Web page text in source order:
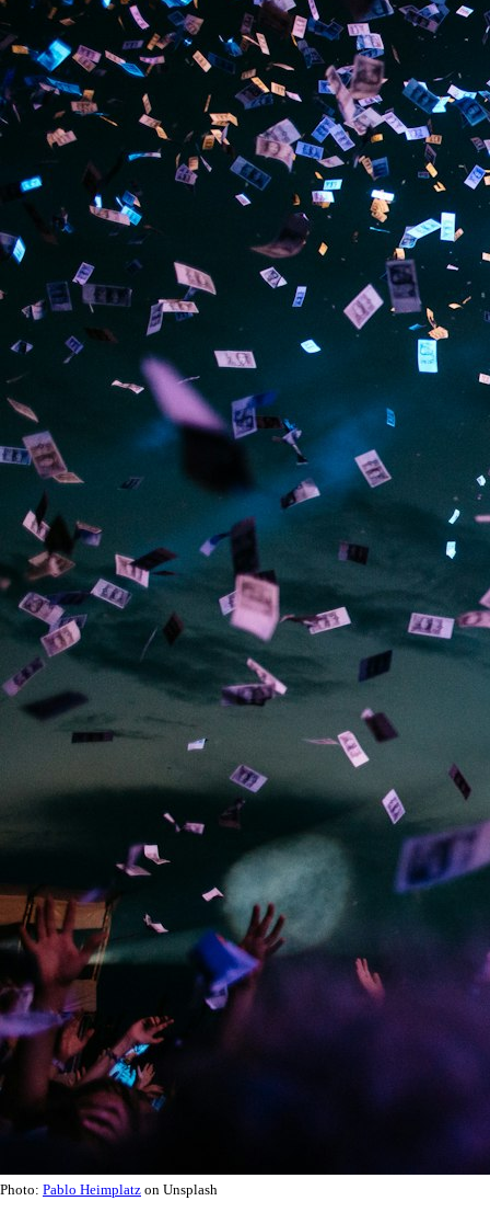
Photo: Pablo Heimplatz on Unsplash